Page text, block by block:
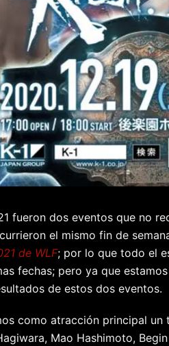
fueron dos eventos que no
el mismo fin de
de WLF; por lo que todo el
fechas; pero ya que
de estos dos eventos.
como atracción principal
Mao Hashimoto,